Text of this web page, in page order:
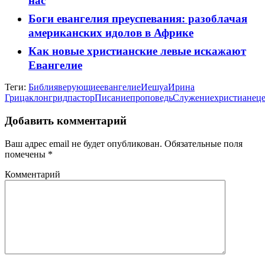
Боги евангелия преуспевания: разоблачая
американских идолов в Африке
Как новые христианские левые искажают
Евангелие
Теги: БиблияверующиеевангелиеИешуаИрина
ГрицаклонгридпасторПисаниепроповедьСлужениехристиане
Добавить комментарий
Ваш адрес email не будет опубликован. Обязательные поля
помечены *
Комментарий